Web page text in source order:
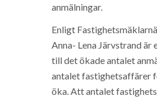
anmälningar.
Enligt
Anna- Lena Järvstrand är
till det ökade antalet
antalet fastighetsaffärer
öka. Att antalet